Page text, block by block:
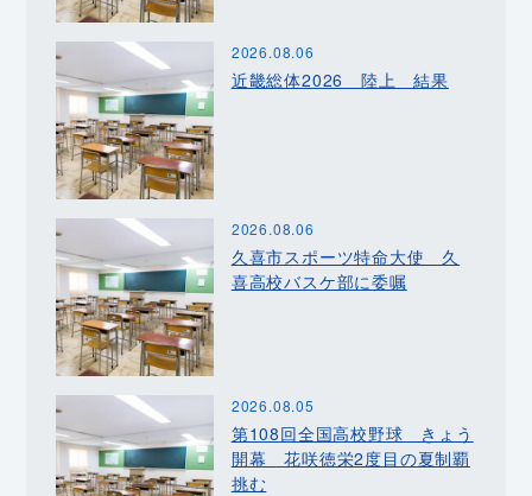
2026.08.06
近畿総体2026 陸上 結果
2026.08.06
久喜市スポーツ特命大使 久
喜高校バスケ部に委嘱
2026.08.05
第108回全国高校野球 きょう
開幕 花咲徳栄2度目の夏制覇
挑む